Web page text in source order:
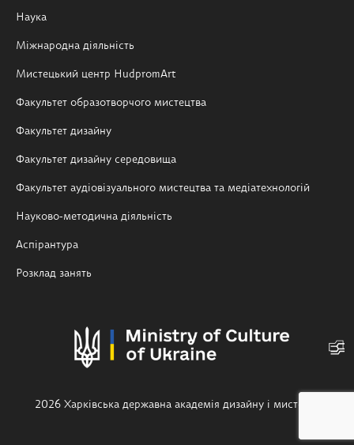
Наука
Міжнародна діяльність
Мистецький центр HudpromArt
Факультет образотворчого мистецтва
Факультет дизайну
Факультет дизайну середовища
Факультет аудіовізуального мистецтва та медіатехнологій
Науково-методична діяльність
Аспірантура
Розклад занять
2026 Харківська державна академія дизайну і мистецтв